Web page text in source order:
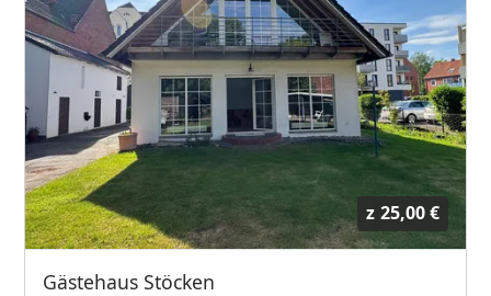
z 25,00 €
Gästehaus Stöcken